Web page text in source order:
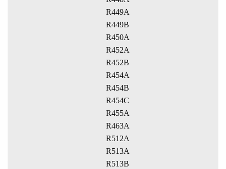
R449A
R449B
R450A
R452A
R452B
R454A
R454B
R454C
R455A
R463A
R512A
R513A
R513B